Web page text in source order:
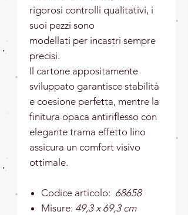
rigorosi controlli qualitativi, i
suoi pezzi sono
modellati per incastri sempre
precisi.
Il cartone appositamente
sviluppato garantisce stabilità
e coesione perfetta, mentre la
finitura opaca antiriflesso con
elegante trama effetto lino
assicura un comfort visivo
ottimale.
Codice articolo: 68658
Misure: 49,3 x 69,3 cm